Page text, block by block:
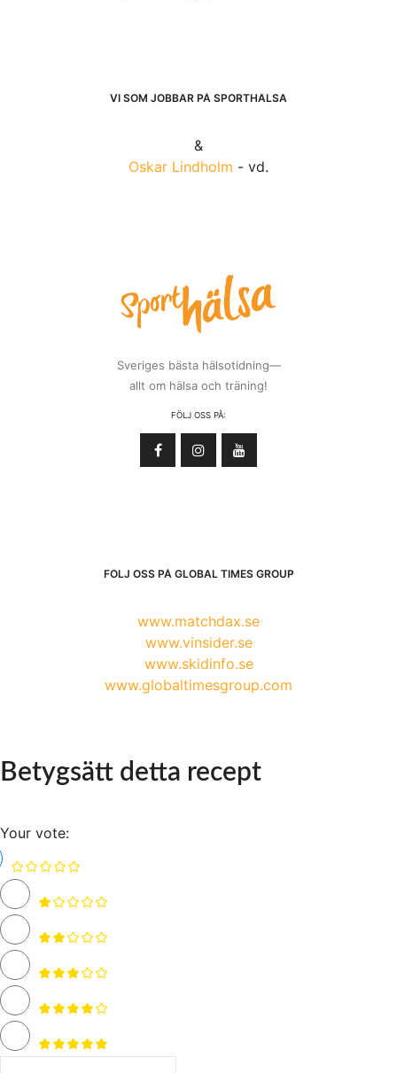
VI SOM JOBBAR PÅ SPORTHÄLSA
&
Oskar Lindholm - vd.
Sveriges bästa hälsotidning—
allt om hälsa och träning!
FÖLJ OSS PÅ:
FÖLJ OSS PÅ GLOBAL TIMES GROUP
www.matchdax.se
www.vinsider.se
www.skidinfo.se
www.globaltimesgroup.com
Betygsätt detta recept
Your vote: